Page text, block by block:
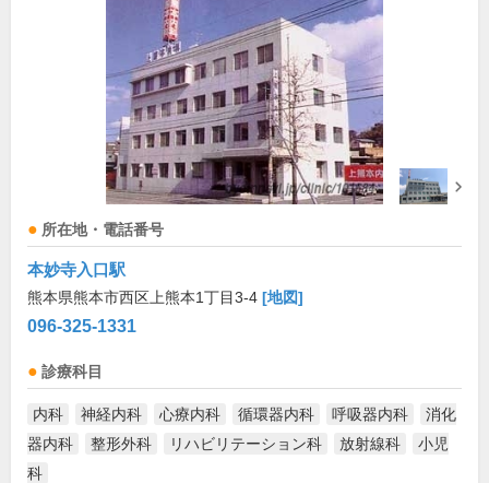
所在地・電話番号
本妙寺入口駅
熊本県熊本市西区上熊本1丁目3-4 [地図]
096-325-1331
診療科目
内科 神経内科 心療内科 循環器内科 呼吸器内科
消化
器内科
整形外科 リハビリテーション科 放射線科
小児
科